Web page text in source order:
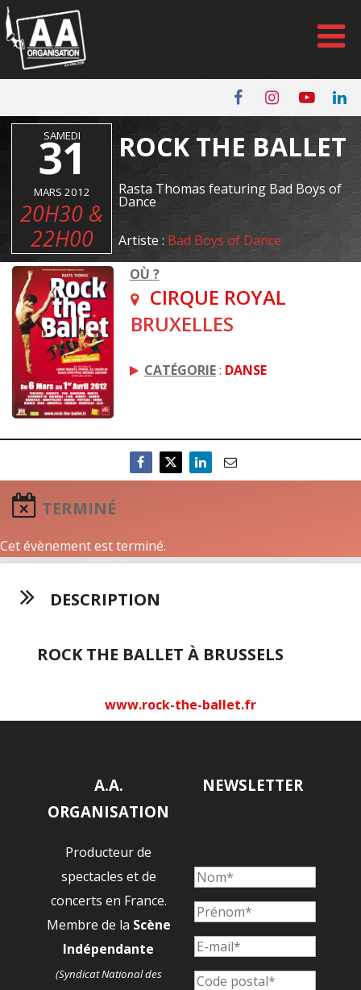
Panneau de gestion des cookies
SAMEDI
31
MARS 2012
20H30 &
22H00
ROCK THE BALLET
Rasta Thomas featuring Bad Boys of
Dance
Artiste : Bad Boys of Dance
OÙ ?
CIRQUE ROYAL
BRUXELLES
CATÉGORIE: DANSE
TERMINÉ
Cet évènement est terminé.
DESCRIPTION
ROCK THE BALLET À BRUSSELS
www.rock-the-ballet.fr
A.A.
ORGANISATION
Producteur de
spectacles et de
concerts en France.
Membre de la Scène
Indépendante
(Syndicat National des
NEWSLETTER